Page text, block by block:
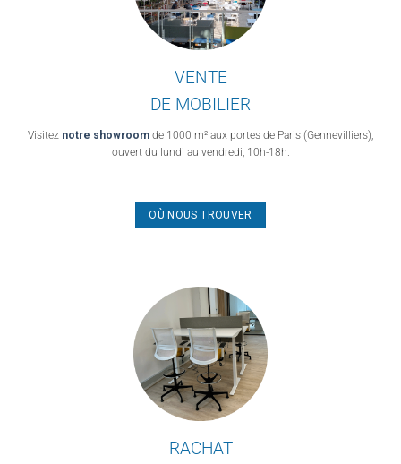
VENTE
DE MOBILIER
Visitez notre showroom de 1000 m² aux portes de Paris (Gennevilliers),
ouvert du lundi au vendredi, 10h-18h.
OÙ NOUS TROUVER
RACHAT